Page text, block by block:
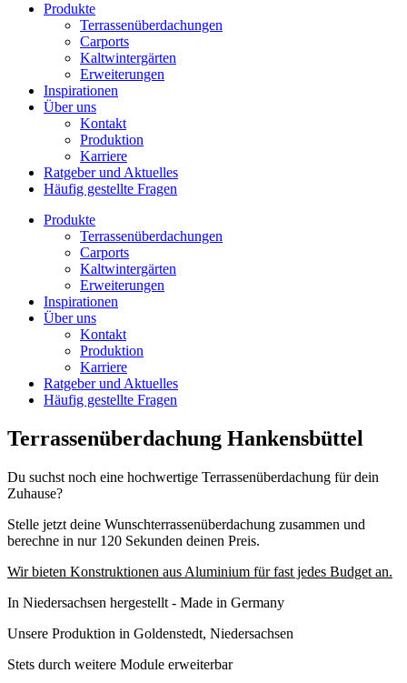
Produkte
Terrassenüberdachungen
Carports
Kaltwintergärten
Erweiterungen
Inspirationen
Über uns
Kontakt
Produktion
Karriere
Ratgeber und Aktuelles
Häufig gestellte Fragen
Produkte
Terrassenüberdachungen
Carports
Kaltwintergärten
Erweiterungen
Inspirationen
Über uns
Kontakt
Produktion
Karriere
Ratgeber und Aktuelles
Häufig gestellte Fragen
Terrassenüberdachung Hankensbüttel
Du suchst noch eine hochwertige Terrassenüberdachung für dein
Zuhause?
Stelle jetzt deine Wunschterrassenüberdachung zusammen und
berechne in nur 120 Sekunden deinen Preis.
Wir bieten Konstruktionen aus Aluminium für fast jedes Budget an.
In Niedersachsen hergestellt - Made in Germany
Unsere Produktion in Goldenstedt, Niedersachsen
Stets durch weitere Module erweiterbar